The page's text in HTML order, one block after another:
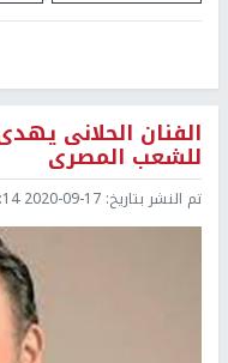
الفنان الحلانى
للشعب المصرى
تم النشر بتاريخ: 2020-09-17 14:14